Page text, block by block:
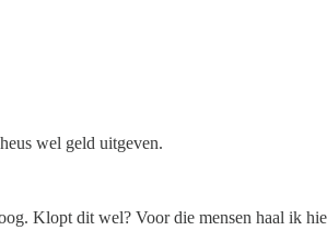
wel geld uitgeven.
Klopt dit wel? Voor die mensen haal ik